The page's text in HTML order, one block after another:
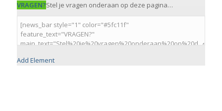
VRAGEN?Stel je vragen onderaan op deze pagina…
Add Element